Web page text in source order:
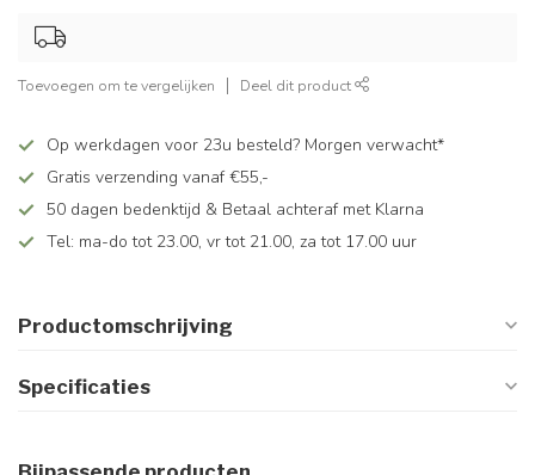
Toevoegen om te vergelijken Deel dit product
Op werkdagen voor 23u besteld? Morgen verwacht*
Gratis verzending vanaf €55,-
50 dagen bedenktijd & Betaal achteraf met Klarna
Tel: ma-do tot 23.00, vr tot 21.00, za tot 17.00 uur
Productomschrijving
Specificaties